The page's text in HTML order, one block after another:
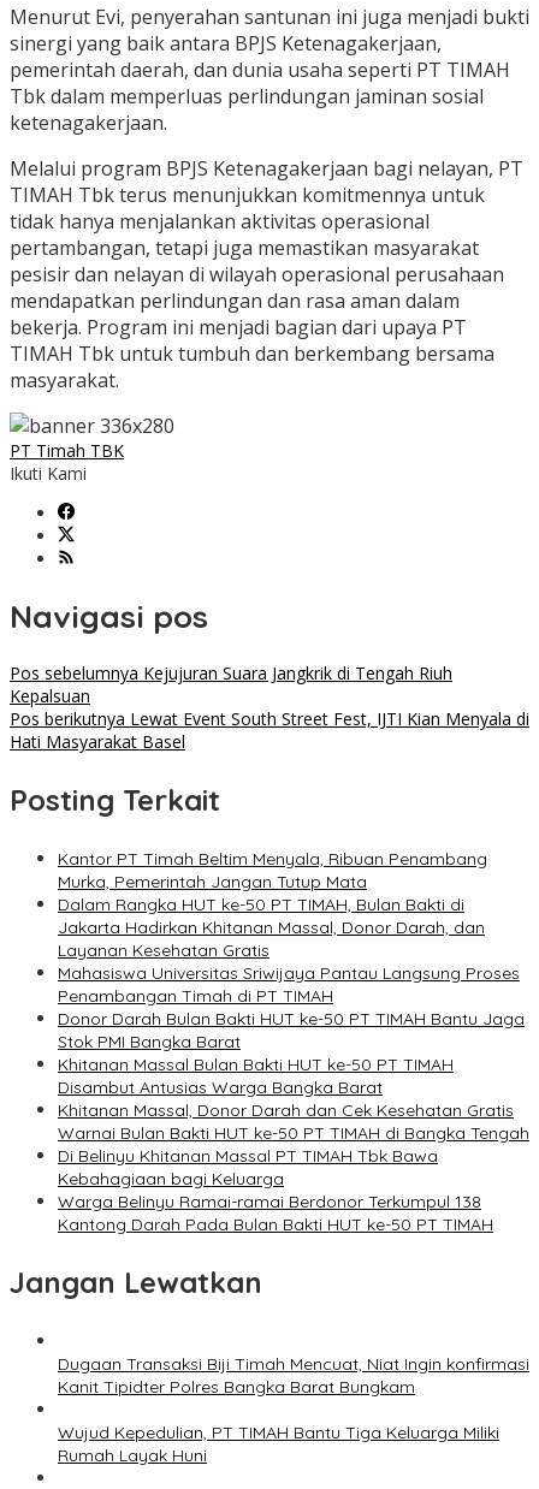
Menurut Evi, penyerahan santunan ini juga menjadi bukti
sinergi yang baik antara BPJS Ketenagakerjaan,
pemerintah daerah, dan dunia usaha seperti PT TIMAH
Tbk dalam memperluas perlindungan jaminan sosial
ketenagakerjaan.
Melalui program BPJS Ketenagakerjaan bagi nelayan, PT
TIMAH Tbk terus menunjukkan komitmennya untuk
tidak hanya menjalankan aktivitas operasional
pertambangan, tetapi juga memastikan masyarakat
pesisir dan nelayan di wilayah operasional perusahaan
mendapatkan perlindungan dan rasa aman dalam
bekerja. Program ini menjadi bagian dari upaya PT
TIMAH Tbk untuk tumbuh dan berkembang bersama
masyarakat.
PT Timah TBK
Ikuti Kami
Navigasi pos
Pos sebelumnya Kejujuran Suara Jangkrik di Tengah Riuh
Kepalsuan
Pos berikutnya Lewat Event South Street Fest, IJTI Kian Menyala di
Hati Masyarakat Basel
Posting Terkait
Kantor PT Timah Beltim Menyala, Ribuan Penambang
Murka, Pemerintah Jangan Tutup Mata
Dalam Rangka HUT ke-50 PT TIMAH, Bulan Bakti di
Jakarta Hadirkan Khitanan Massal, Donor Darah, dan
Layanan Kesehatan Gratis
Mahasiswa Universitas Sriwijaya Pantau Langsung Proses
Penambangan Timah di PT TIMAH
Donor Darah Bulan Bakti HUT ke-50 PT TIMAH Bantu Jaga
Stok PMI Bangka Barat
Khitanan Massal Bulan Bakti HUT ke-50 PT TIMAH
Disambut Antusias Warga Bangka Barat
Khitanan Massal, Donor Darah dan Cek Kesehatan Gratis
Warnai Bulan Bakti HUT ke-50 PT TIMAH di Bangka Tengah
Di Belinyu Khitanan Massal PT TIMAH Tbk Bawa
Kebahagiaan bagi Keluarga
Warga Belinyu Ramai-ramai Berdonor Terkumpul 138
Kantong Darah Pada Bulan Bakti HUT ke-50 PT TIMAH
Jangan Lewatkan
Dugaan Transaksi Biji Timah Mencuat, Niat Ingin konfirmasi
Kanit Tipidter Polres Bangka Barat Bungkam
Wujud Kepedulian, PT TIMAH Bantu Tiga Keluarga Miliki
Rumah Layak Huni